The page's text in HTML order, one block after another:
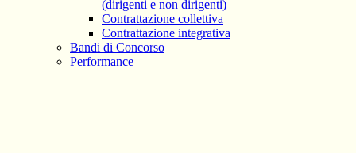
(dirigenti e non dirigenti)
Contrattazione collettiva
Contrattazione integrativa
Bandi di Concorso
Performance